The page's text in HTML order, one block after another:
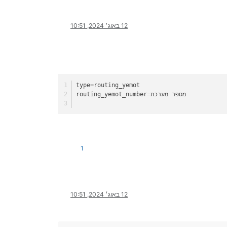
12 באוג׳ 2024, 10:51
type=routing_yemot
routing_yemot_number =מספר מערכת
1
12 באוג׳ 2024, 10:51